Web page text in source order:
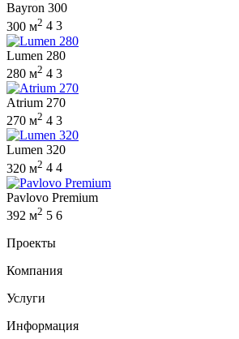
Bayron 300
300 м2 4 3
Lumen 280
280 м2 4 3
Atrium 270
270 м2 4 3
Lumen 320
320 м2 4 4
Pavlovo Premium
392 м2 5 6
Проекты
Компания
Услуги
Информация